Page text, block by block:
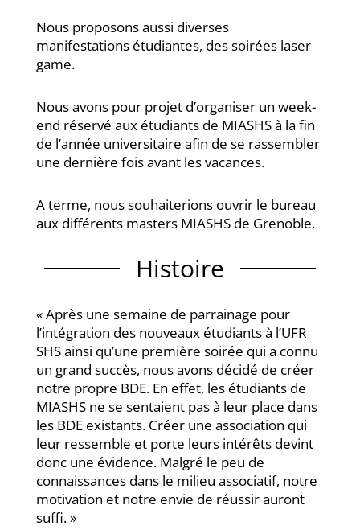
Nous proposons aussi diverses
manifestations étudiantes, des soirées laser
game.
Nous avons pour projet d’organiser un week-
end réservé aux étudiants de MIASHS à la fin
de l’année universitaire afin de se rassembler
une dernière fois avant les vacances.
A terme, nous souhaiterions ouvrir le bureau
aux différents masters MIASHS de Grenoble.
Histoire
« Après une semaine de parrainage pour
l’intégration des nouveaux étudiants à l’UFR
SHS ainsi qu’une première soirée qui a connu
un grand succès, nous avons décidé de créer
notre propre BDE. En effet, les étudiants de
MIASHS ne se sentaient pas à leur place dans
les BDE existants. Créer une association qui
leur ressemble et porte leurs intérêts devint
donc une évidence. Malgré le peu de
connaissances dans le milieu associatif, notre
motivation et notre envie de réussir auront
suffi. »